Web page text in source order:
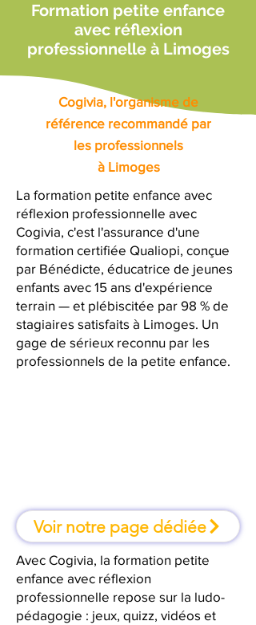
Formation petite enfance
avec réflexion
professionnelle à Limoges
Cogivia, l'organisme de
référence recommandé par
les professionnels
à Limoges
La formation petite enfance avec
réflexion professionnelle avec
Cogivia, c'est l'assurance d'une
formation certifiée Qualiopi, conçue
par Bénédicte, éducatrice de jeunes
enfants avec 15 ans d'expérience
terrain — et plébiscitée par 98 % de
stagiaires satisfaits à Limoges. Un
gage de sérieux reconnu par les
professionnels de la petite enfance.
Voir notre page dédiée
Avec Cogivia, la formation petite
enfance avec réflexion
professionnelle repose sur la ludo-
pédagogie : jeux, quizz, vidéos et